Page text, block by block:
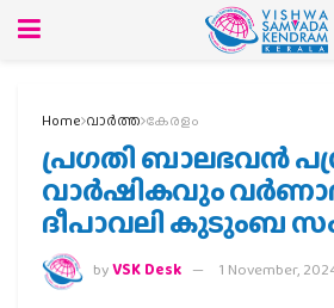
Home വാര്‍ത്ത കേരളം
പ്രഗതി ബാലഭവൻ
വാർഷികവും
ദീപാവലി കുടുംബ
byVSK Desk 1 November,